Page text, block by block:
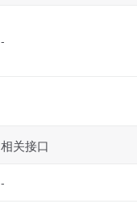
-
相关接口
-